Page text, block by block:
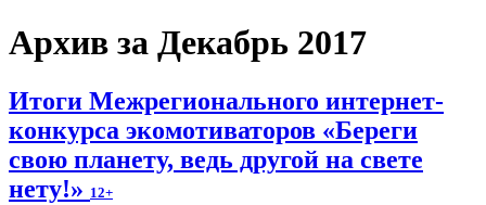
Архив за Декабрь 2017
Итоги Межрегионального интернет-
конкурса экомотиваторов «Береги
свою планету, ведь другой на свете
нету!» 12+